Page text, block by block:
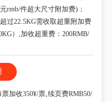
rmb/件超大尺寸附加费)；
过22.5KG需收取超重附加费
）,加收超重费：200RMB/
加收350¥/票‚续页费RMB50/